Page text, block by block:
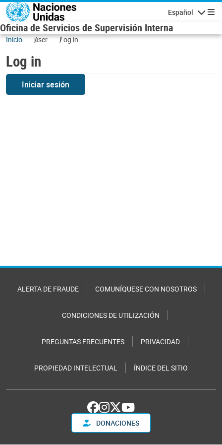
Skip to main content
Español
Oficina de Servicios de Supervisión Interna
Inicio user Log in
Log in
Iniciar sesión
ALERTA DE FRAUDE COMUNÍQUESE CON NOSOTROS
CONDICIONES DE UTILIZACIÓN
PREGUNTAS FRECUENTES PRIVACIDAD
PROPIEDAD INTELECTUAL ÍNDICE DEL SITIO
DONACIONES